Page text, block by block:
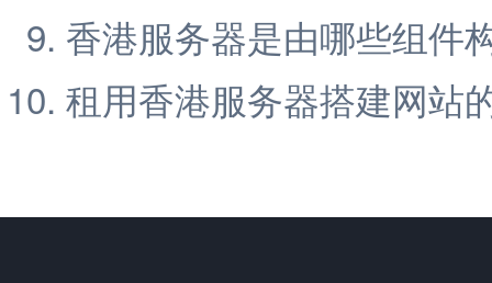
香港服务器是由哪些组件
租用香港服务器搭建网站